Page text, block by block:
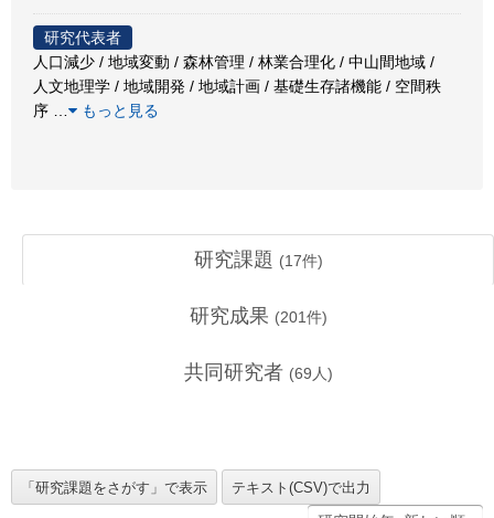
研究代表者
人口減少 / 地域変動 / 森林管理 / 林業合理化 / 中山間地域 /
人文地理学 / 地域開発 / 地域計画 / 基礎生存諸機能 / 空間秩
序
もっと見る
研究課題 (17件)
研究成果 (201件)
共同研究者 (69 人)